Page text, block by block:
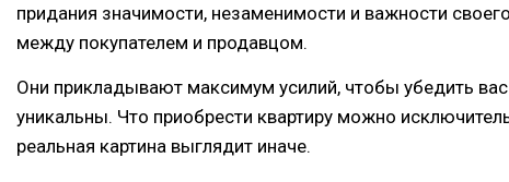
придания значимости, незаменимости и важности
между покупателем и продавцом.
Они прикладывают максимум усилий, чтобы убедить вас
уникальны. Что приобрести квартиру можно
реальная картина выглядит иначе.